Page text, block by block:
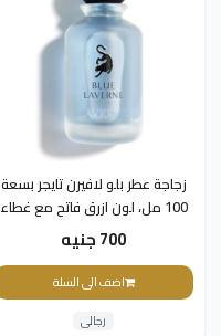
زجاجة عطر بلو لافيرن تايجر بسعة
100 مل، لون ازرق فاتح مع غطاء
كروي اسود
700 جنيه
اضف الى السلة
رجالى